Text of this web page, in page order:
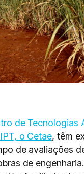
de Tecnologias
o Cetae, têm
de avaliações
de